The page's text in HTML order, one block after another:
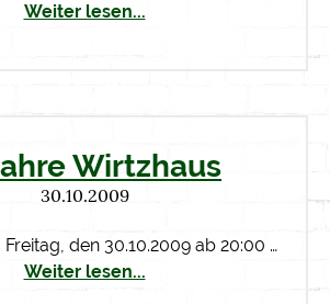
Weiter lesen...
Wirtzhaus
30.10.2009
den 30.10.2009 ab 20:00 …
Weiter lesen...